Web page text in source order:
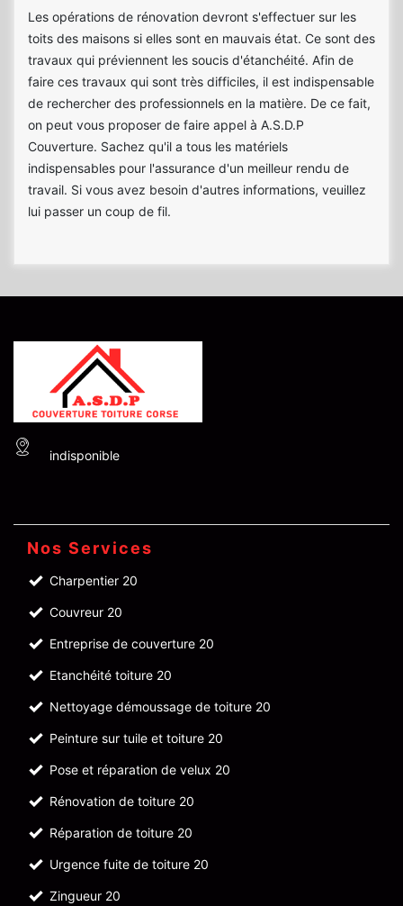
Les opérations de rénovation devront s'effectuer sur les
toits des maisons si elles sont en mauvais état. Ce sont des
travaux qui préviennent les soucis d'étanchéité. Afin de
faire ces travaux qui sont très difficiles, il est indispensable
de rechercher des professionnels en la matière. De ce fait,
on peut vous proposer de faire appel à A.S.D.P
Couverture. Sachez qu'il a tous les matériels
indispensables pour l'assurance d'un meilleur rendu de
travail. Si vous avez besoin d'autres informations, veuillez
lui passer un coup de fil.
indisponible
Nos Services
Charpentier 20
Couvreur 20
Entreprise de couverture 20
Etanchéité toiture 20
Nettoyage démoussage de toiture 20
Peinture sur tuile et toiture 20
Pose et réparation de velux 20
Rénovation de toiture 20
Réparation de toiture 20
Urgence fuite de toiture 20
Zingueur 20